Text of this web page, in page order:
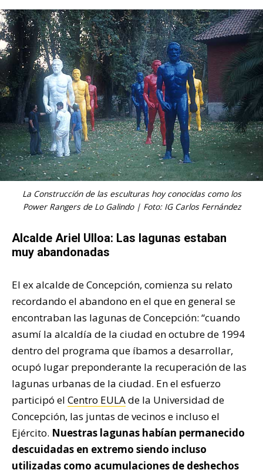
La Construcción de las esculturas hoy conocidas como los
Power Rangers de Lo Galindo | Foto: IG Carlos Fernández
Alcalde Ariel Ulloa: Las lagunas estaban
muy abandonadas
El ex alcalde de Concepción, comienza su relato
recordando el abandono en el que en general se
encontraban las lagunas de Concepción: “cuando
asumí la alcaldía de la ciudad en octubre de 1994
dentro del programa que íbamos a desarrollar,
ocupó lugar preponderante la recuperación de las
lagunas urbanas de la ciudad. En el esfuerzo
participó el Centro EULAde la Universidad de
Concepción, las juntas de vecinos e incluso el
Ejército. Nuestras lagunas habían permanecido
descuidadas en extremo siendo incluso
utilizadas como acumulaciones de deshechos